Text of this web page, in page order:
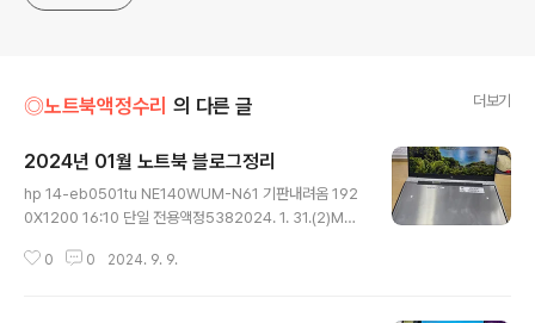
◎노트북액정수리 의 다른 글 더보기
2024년 01월 노트북 블로그정리
hp 14-eb0501tu NE140WUM-N61 기판내려옴 192
0X1200 16:10 단일 전용액정5382024. 1. 31.(2)MSI
3 144Hz 액정교체5792024. 1. 30.(1)dell precision
0 0 2024. 9. 9.